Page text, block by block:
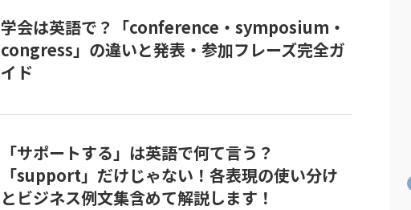
学会は英語で？「conference・symposium・
congress」の違いと発表・参加フレーズ完全ガ
イド
「サポートする」は英語で何て言う？
「support」だけじゃない！各表現の使い分け
とビジネス例文集含めて解説します！